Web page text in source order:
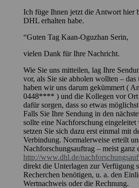
Ich füge Ihnen jetzt die Antwort hier
DHL erhalten habe.
“Guten Tag Kaan-Oguzhan Serin,
vielen Dank für Ihre Nachricht.
Wie Sie uns mitteilen, lag Ihre
vor, als Sie sie abholen wollten –
haben wir uns darum gekümmert (
0448**** ) und die Kollegen vor Ort
dafür sorgen, dass so etwas
Falls Sie Ihre Sendung in den
sollte eine Nachforschung eingeleitet
setzen Sie sich dazu erst einmal mit
Verbindung. Normalerweise erteilt
Nachforschungsauftrag – meist ganz
http://www.dhl.de/
direkt die Unterlagen zur Verfügung
Recherchen benötigen, u. a. den
Wertnachweis oder die Rechnung.